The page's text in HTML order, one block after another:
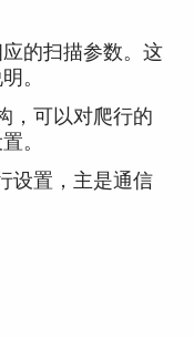
的扫描参数。这
。
，可以对爬行的
。
设置，主是通信
板比较核心一个